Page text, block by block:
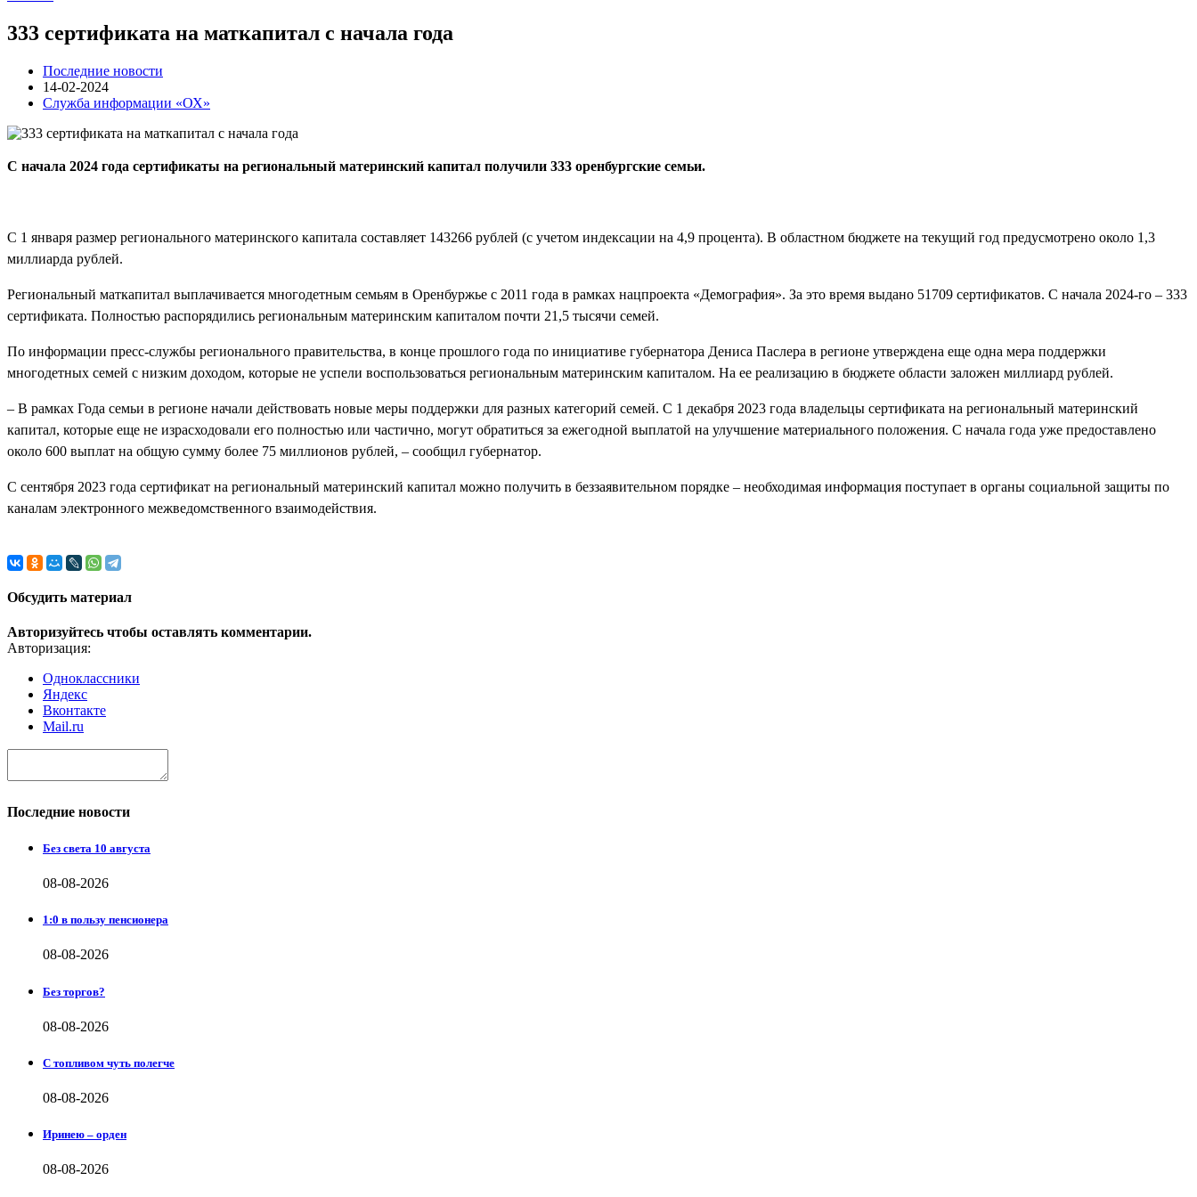
333 сертификата на маткапитал с начала года
Последние новости
14-02-2024
Служба информации «ОХ»
С начала 2024 года сертификаты на региональный материнский капитал получили 333 оренбургские семьи.
С 1 января размер регионального материнского капитала составляет 143266 рублей (с учетом индексации на 4,9 процента). В областном бюджете на текущий год предусмотрено около 1,3
миллиарда рублей.
Региональный маткапитал выплачивается многодетным семьям в Оренбуржье с 2011 года в рамках нацпроекта «Демография». За это время выдано 51709 сертификатов. С начала 2024-го – 333
сертификата. Полностью распорядились региональным материнским капиталом почти 21,5 тысячи семей.
По информации пресс-службы регионального правительства, в конце прошлого года по инициативе губернатора Дениса Паслера в регионе утверждена еще одна мера поддержки
многодетных семей с низким доходом, которые не успели воспользоваться региональным материнским капиталом. На ее реализацию в бюджете области заложен миллиард рублей.
– В рамках Года семьи в регионе начали действовать новые меры поддержки для разных категорий семей. С 1 декабря 2023 года владельцы сертификата на региональный материнский
капитал, которые еще не израсходовали его полностью или частично, могут обратиться за ежегодной выплатой на улучшение материального положения. С начала года уже предоставлено
около 600 выплат на общую сумму более 75 миллионов рублей, – сообщил губернатор.
С сентября 2023 года сертификат на региональный материнский капитал можно получить в беззаявительном порядке – необходимая информация поступает в органы социальной защиты по
каналам электронного межведомственного взаимодействия.
Обсудить материал
Авторизуйтесь чтобы оставлять комментарии.
Авторизация:
Одноклассники
Яндекс
Вконтакте
Mail.ru
Последние новости
Без света 10 августа
08-08-2026
1:0 в пользу пенсионера
08-08-2026
Без торгов?
08-08-2026
С топливом чуть полегче
08-08-2026
Иринею – орден
08-08-2026